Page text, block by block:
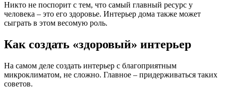
Никто не поспорит с тем, что самый главный ресурс у
человека – это его здоровье. Интерьер дома также может
сыграть в этом весомую роль.
Как создать «здоровый» интерьер
На самом деле создать интерьер с благоприятным
микроклиматом, не сложно. Главное – придерживаться таких
советов.